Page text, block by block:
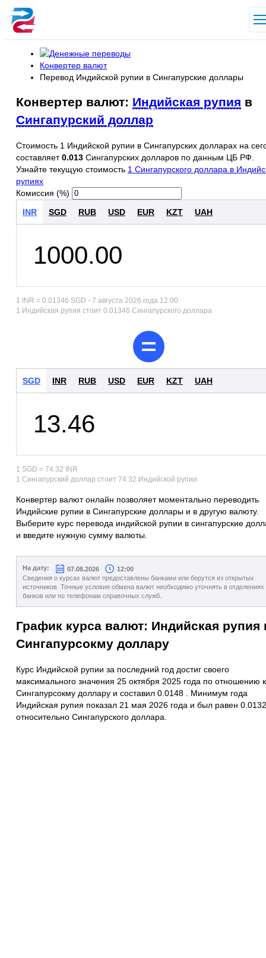
Конвертер валют
Перевод Индийской рупии в Сингапурские доллары
Конвертер валют: Индийская рупия в
Сингапурский доллар
Стоимость 1 Индийской рупии в Сингапурских долларах на
составляет0.013 Сингапурских долларов по данным ЦБ РФ.
Узнайте текущую стоимость 1 Сингапурского доллара в
рупиях
Комиссия (%)
INR
SGD RUB USD EUR KZT UAH
1 INR = 0.01346 SGD - 7 августа 2026 года 12:00
1 Индийская рупия стоит 0.01346 Сингапурского доллара
SGD INR RUB USD EUR KZT UAH
1 SGD = 74.32 INR
1 Сингапурский доллар стоит 74.32 Индийской рупии
Конвертер валют онлайн позволяет моментально переводить
Индийские рупии в Сингапурские доллары и в другую валюту.
Выберите курс перевода индийской рупии в сингапурские
и введите нужную сумму валюты.
На дату: 07.08.2026
12:00
Сведения о курсах валют предоставлены банками или берутся из открытых
источников. Точные условия обмена валют необходимо уточнять в отделениях
банков или по телефонам справочных служб.
График курса валют: Индийская рупия
Сингапурсокму доллару
Курс Индийской рупии за последний год достиг своего
максимального значения 25 октября 2025 года по отношению к
Сингапурсокму доллару и составил 0.0148 . Минимум года
Индийская рупия показал 21 мая 2026 года и был равен 0.0132
относительно Сингапурского доллара.